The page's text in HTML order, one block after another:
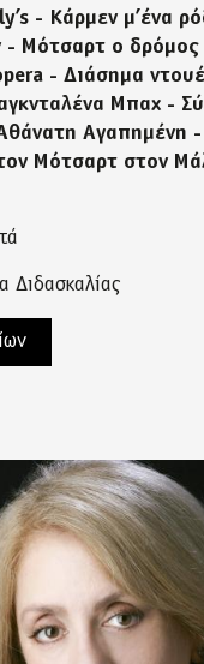
’s - Κάρμεν μ’ένα
- Μότσαρτ ο δρόμος
- Διάσημα
Μπαχ -
Αγαπημένη
Μότσαρτ στον
Διδασκαλίας